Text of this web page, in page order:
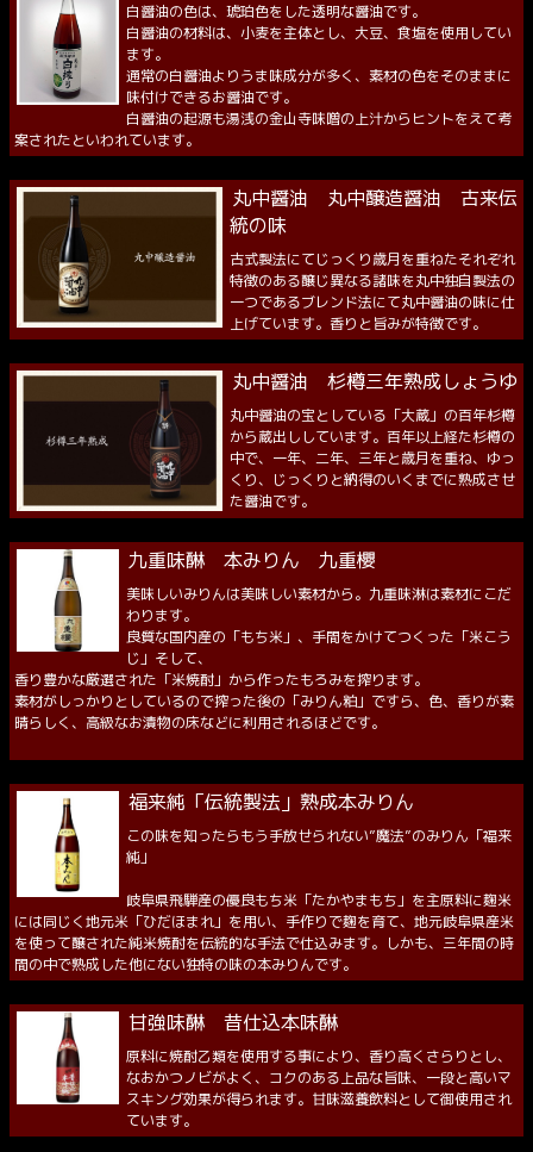
白醤油の色は、琥珀色をした透明な醤油です。
白醤油の材料は、小麦を主体とし、大豆、食塩を使用してい
ます。
通常の白醤油よりうま味成分が多く、素材の色をそのままに
味付けできるお醤油です。
白醤油の起源も湯浅の金山寺味噌の上汁からヒントをえて考
案されたといわれています。
丸中醤油 丸中醸造醤油 古来伝
統の味
古式製法にてじっくり歳月を重ねたそれぞれ
特徴のある醸じ異なる諸味を丸中独自製法の
一つであるブレンド法にて丸中醤油の味に仕
上げています。香りと旨みが特徴です。
丸中醤油 杉樽三年熟成しょうゆ
丸中醤油の宝としている「大蔵」の百年杉樽
から蔵出ししています。百年以上経た杉樽の
中で、一年、二年、三年と歳月を重ね、ゆっ
くり、じっくりと納得のいくまでに熟成させ
た醤油です。
九重味醂 本みりん 九重櫻
美味しいみりんは美味しい素材から。九重味淋は素材にこだ
わります。
良質な国内産の「もち米」、手間をかけてつくった「米こう
じ」そして、
香り豊かな厳選された「米焼酎」から作ったもろみを搾ります。
素材がしっかりとしているので搾った後の「みりん粕」ですら、色、香りが素
晴らしく、高級なお漬物の床などに利用されるほどです。
福来純「伝統製法」熟成本みりん
この味を知ったらもう手放せられない”魔法”のみりん「福来
純」
岐阜県飛騨産の優良もち米「たかやまもち」を主原料に麹米
には同じく地元米「ひだほまれ」を用い、手作りで麹を育て、地元岐阜県産米
を使って醸された純米焼酎を伝統的な手法で仕込みます。しかも、三年間の時
間の中で熟成した他にない独特の味の本みりんです。
甘強味醂 昔仕込本味醂
原料に焼酎乙類を使用する事により、香り高くさらりとし、
なおかつノビがよく、コクのある上品な旨味、一段と高いマ
スキング効果が得られます。甘味滋養飲料として御使用され
ています。